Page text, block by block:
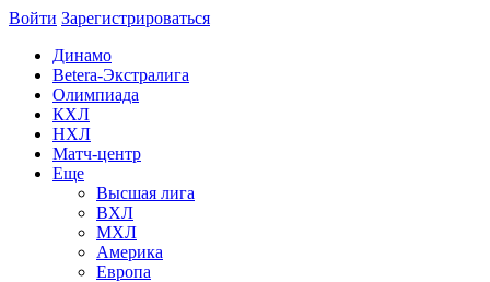
Войти Зарегиcтрироваться
Динамо
Betera-Экстралига
Олимпиада
КХЛ
НХЛ
Матч-центр
Еще
Высшая лига
ВХЛ
МХЛ
Америка
Европа